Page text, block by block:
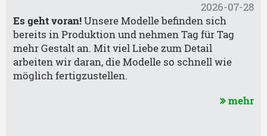
2026-07-28
Es geht voran!Unsere Modelle befinden sich
bereits in Produktion und nehmen Tag für Tag
mehr Gestalt an. Mit viel Liebe zum Detail
arbeiten wir daran, die Modelle so schnell wie
möglich fertigzustellen.
mehr